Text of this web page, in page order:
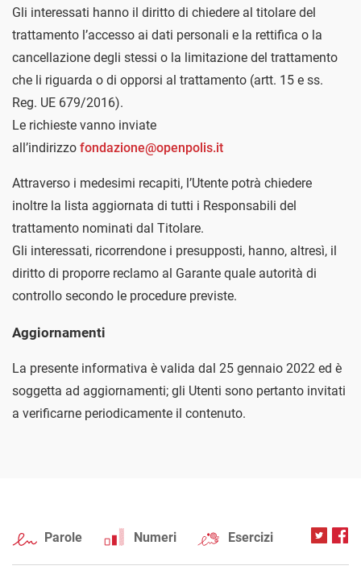
Gli interessati hanno il diritto di chiedere al titolare del
trattamento l’accesso ai dati personali e la rettifica o la
cancellazione degli stessi o la limitazione del trattamento
che li riguarda o di opporsi al trattamento (artt. 15 e ss.
Reg. UE 679/2016).
Le richieste vanno inviate
all’indirizzo fondazione@openpolis.it
Attraverso i medesimi recapiti, l’Utente potrà chiedere
inoltre la lista aggiornata di tutti i Responsabili del
trattamento nominati dal Titolare.
Gli interessati, ricorrendone i presupposti, hanno, altresì, il
diritto di proporre reclamo al Garante quale autorità di
controllo secondo le procedure previste.
Aggiornamenti
La presente informativa è valida dal 25 gennaio 2022 ed è
soggetta ad aggiornamenti; gli Utenti sono pertanto invitati
a verificarne periodicamente il contenuto.
Parole Numeri Esercizi